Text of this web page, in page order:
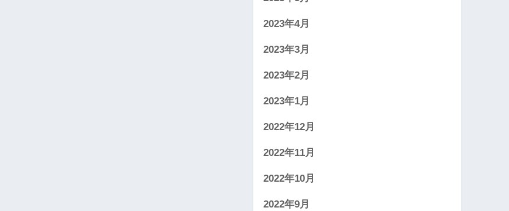
2023年4月
2023年3月
2023年2月
2023年1月
2022年12月
2022年11月
2022年10月
2022年9月